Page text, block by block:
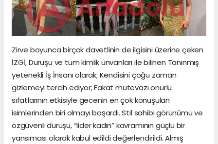
Zirve boyunca birçok davetlinin de ilgisini üzerine çeken
İZGİ, Duruşu ve tüm kimlik ünvanları ile bilinen Tanınmış
yetenekli İş İnsanı olarak; Kendisini çoğu zaman
gizlemeyi tercih ediyor; Fakat mütevazı onurlu
sıfatlarının etkisiyle gecenin en çok konuşulan
isimlerinden biri olmayı başardı. Stil sahibi görünümü ve
özgüvenli duruşu, “lider kadın” kavramının güçlü bir
yansıması olarak kabul edildi değerlendirildi. Almış